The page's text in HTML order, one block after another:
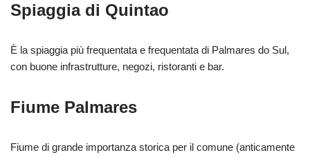
Spiaggia di Quintao
È la spiaggia più frequentata e frequentata di Palmares do Sul,
con buone infrastrutture, negozi, ristoranti e bar.
Fiume Palmares
Fiume di grande importanza storica per il comune (anticamente